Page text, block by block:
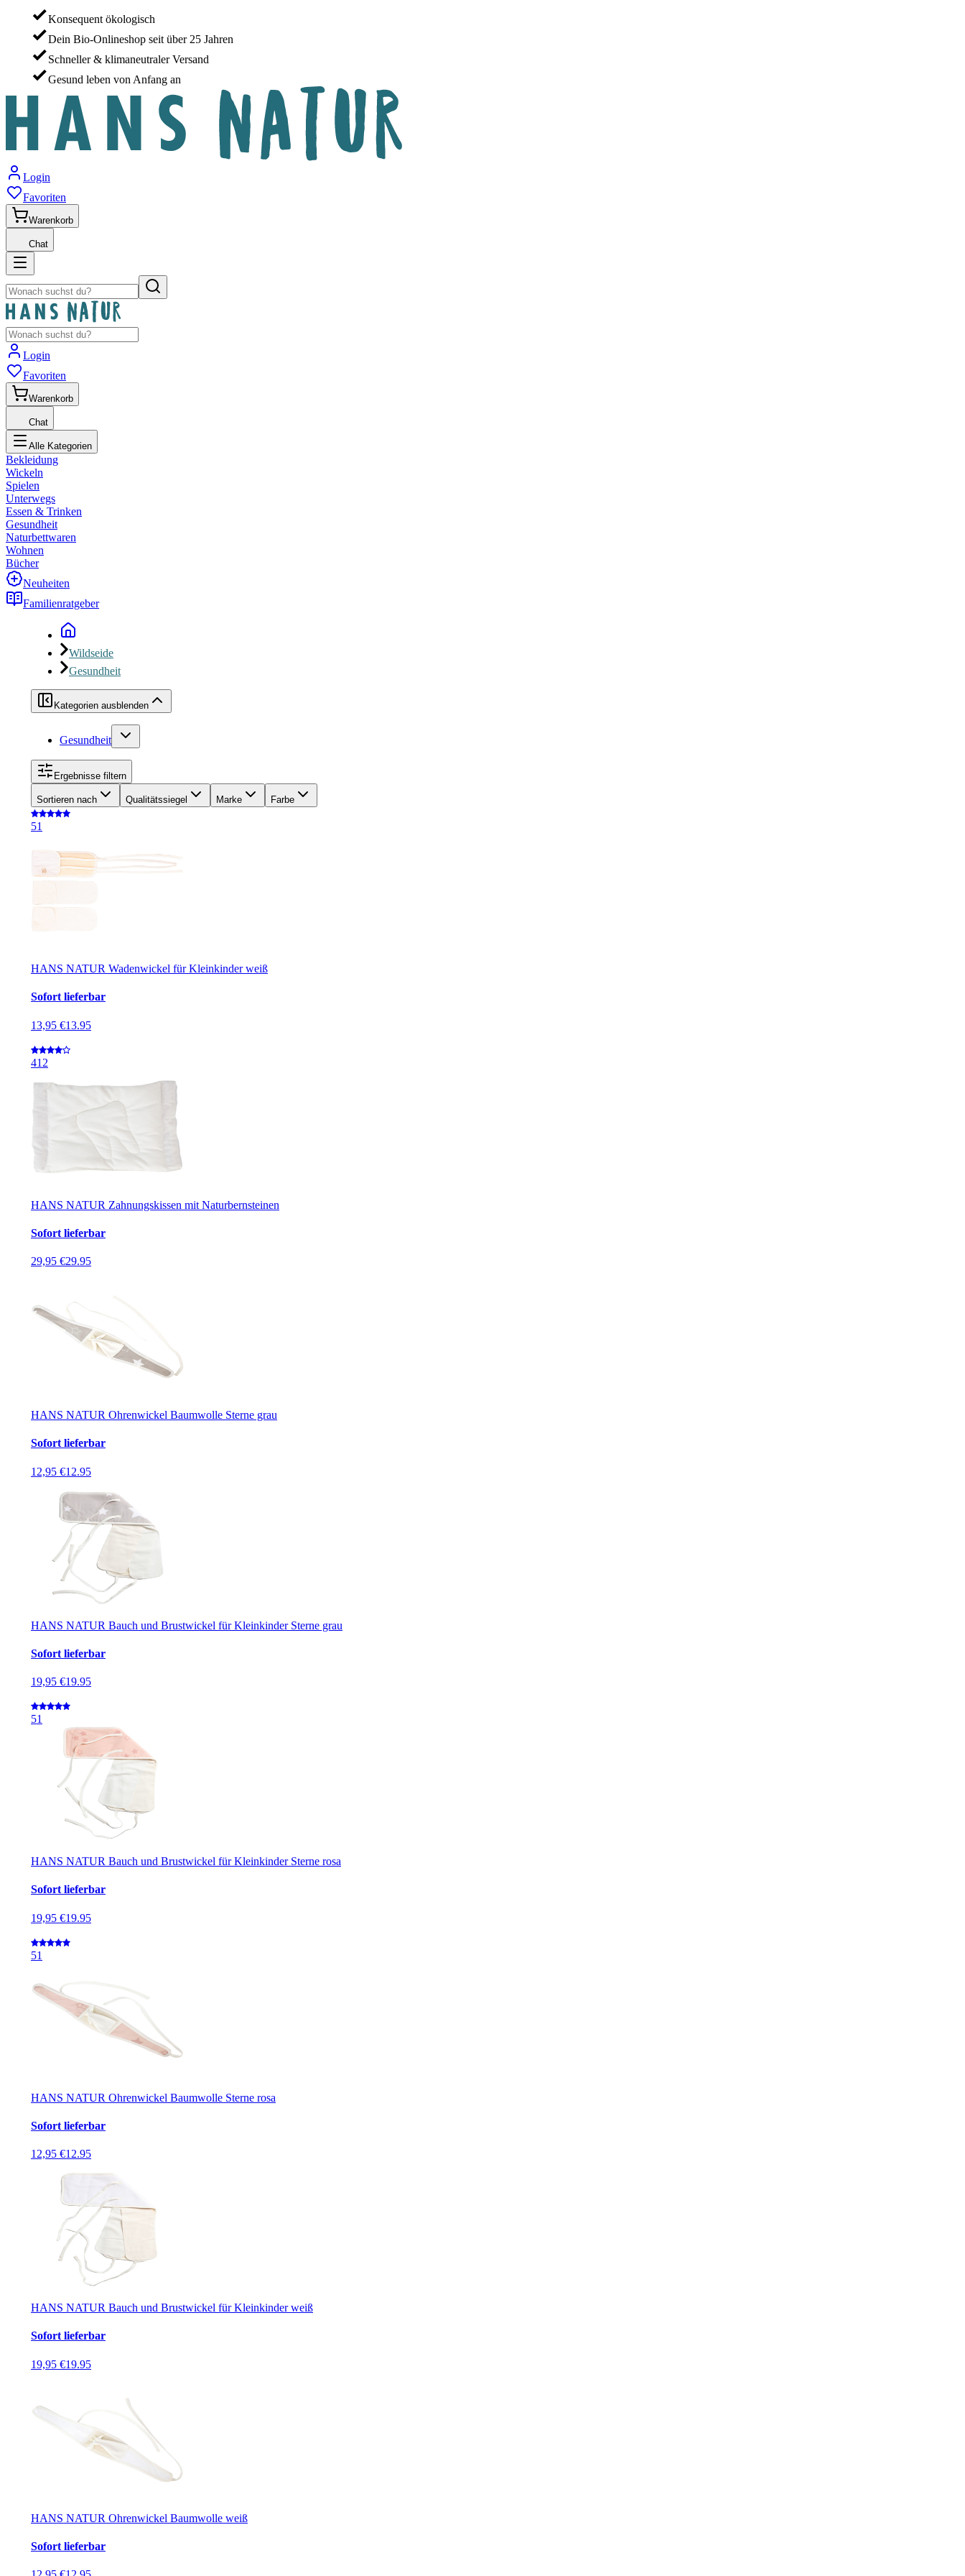
Konsequent ökologisch
Dein Bio-Onlineshop seit über 25 Jahren
Schneller & klimaneutraler Versand
Gesund leben von Anfang an
Login
Favoriten
Warenkorb
Chat
Login
Favoriten
Warenkorb
Chat
Alle Kategorien
Bekleidung
Wickeln
Spielen
Unterwegs
Essen & Trinken
Gesundheit
Naturbettwaren
Wohnen
Bücher
Neuheiten
Familienratgeber
Wildseide
Gesundheit
Kategorien ausblenden
Gesundheit
Ergebnisse filtern
Sortieren nach Qualitätssiegel Marke Farbe
51
HANS NATUR Wadenwickel für Kleinkinder weiß
Sofort lieferbar
13,95 €13.95
412
HANS NATUR Zahnungskissen mit Naturbernsteinen
Sofort lieferbar
29,95 €29.95
HANS NATUR Ohrenwickel Baumwolle Sterne grau
Sofort lieferbar
12,95 €12.95
HANS NATUR Bauch und Brustwickel für Kleinkinder Sterne grau
Sofort lieferbar
19,95 €19.95
51
HANS NATUR Bauch und Brustwickel für Kleinkinder Sterne rosa
Sofort lieferbar
19,95 €19.95
51
HANS NATUR Ohrenwickel Baumwolle Sterne rosa
Sofort lieferbar
12,95 €12.95
HANS NATUR Bauch und Brustwickel für Kleinkinder weiß
Sofort lieferbar
19,95 €19.95
HANS NATUR Ohrenwickel Baumwolle weiß
Sofort lieferbar